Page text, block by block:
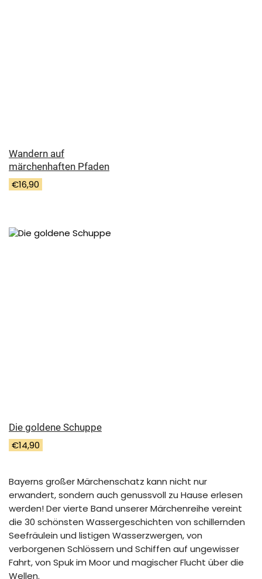
Wandern auf
märchenhaften Pfaden
€16,90
Die goldene Schuppe
€14,90
Bayerns großer Märchenschatz kann nicht nur
erwandert, sondern auch genussvoll zu Hause erlesen
werden! Der vierte Band unserer Märchenreihe vereint
die 30 schönsten Wassergeschichten von schillernden
Seefräulein und listigen Wasserzwergen, von
verborgenen Schlössern und Schiffen auf ungewisser
Fahrt, von Spuk im Moor und magischer Flucht über die
Wellen.